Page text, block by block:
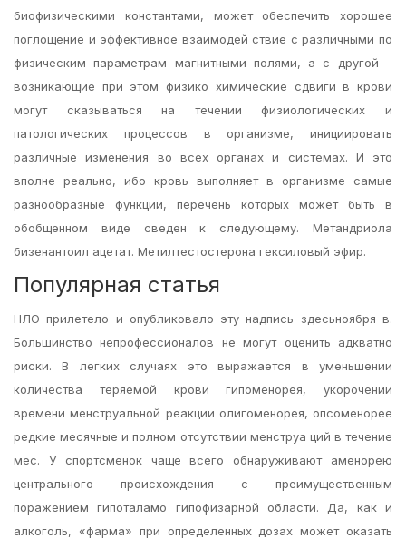
биофизическими константами, может обеспечить хорошее
поглощение и эффективное взаимодей ствие с различными по
физическим параметрам магнитными полями, а с другой –
возникающие при этом физико химические сдвиги в крови
могут сказываться на течении физиологических и
патологических процессов в организме, инициировать
различные изменения во всех органах и системах. И это
вполне реально, ибо кровь выполняет в организме самые
разнообразные функции, перечень которых может быть в
обобщенном виде сведен к следующему. Метандриола
бизенантоил ацетат. Метилтестостерона гексиловый эфир.
Популярная статья
НЛО прилетело и опубликовало эту надпись здесьноября в.
Большинство непрофессионалов не могут оценить адкватно
риски. В легких случаях это выражается в уменьшении
количества теряемой крови гипоменорея, укорочении
времени менструальной реакции олигоменорея, опсоменорее
редкие месячные и полном отсутствии менструа ций в течение
мес. У спортсменок чаще всего обнаруживают аменорею
центрального происхождения с преимущественным
поражением гипоталамо гипофизарной области. Да, как и
алкоголь, «фарма» при определенных дозах может оказать